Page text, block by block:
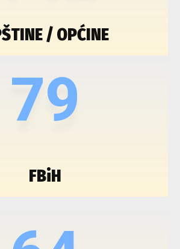
/ OPĆINE
79
FBiH